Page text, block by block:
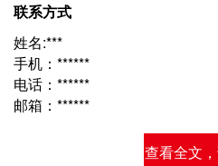
联系方式
姓名:***
手机：******
电话：******
邮箱：******
查看全文